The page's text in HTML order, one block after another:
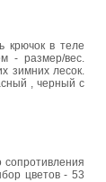
крючок в теле
- размер/вес.
зимних лесок.
, черный с
цветов - 53